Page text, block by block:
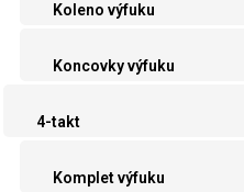
Koleno výfuku
Koncovky výfuku
4-takt
Komplet výfuku